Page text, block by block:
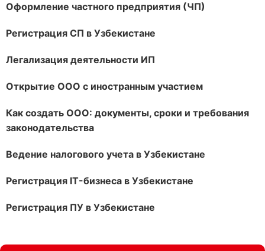
Оформление частного предприятия (ЧП)
Регистрация СП в Узбекистане
Легализация деятельности ИП
Открытие ООО с иностранным участием
Как создать ООО: документы, сроки и требования
законодательства
Ведение налогового учета в Узбекистане
Регистрация IT-бизнеса в Узбекистане
Регистрация ПУ в Узбекистане